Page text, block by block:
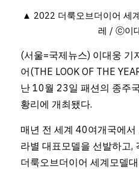
▲ 2022 더룩오브더이어 세
레 / ⓒ이
(서울=국제뉴스) 이대웅 기
어(THE LOOK OF THE
난 10월 23일 패션의 종주
황리에 개최됐다.
매년 전 세계 40여개국에
라별 대표모델을 선발하고,
더룩오브더이어 세계모델